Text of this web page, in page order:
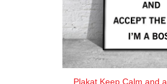
stronie
Plakat Keep Calm and